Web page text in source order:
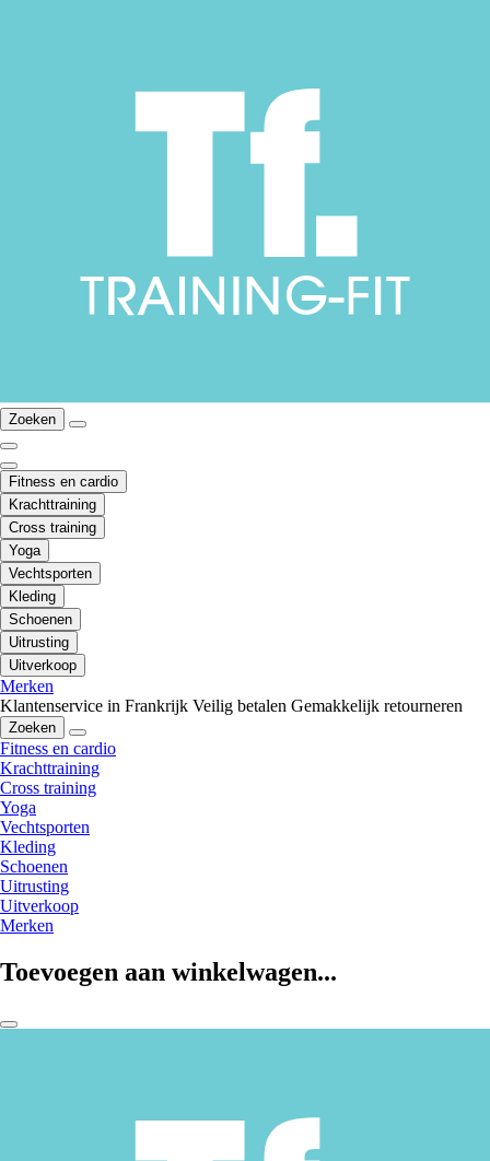
Zoeken
Fitness en cardio
Krachttraining
Cross training
Yoga
Vechtsporten
Kleding
Schoenen
Uitrusting
Uitverkoop
Merken
Klantenservice in Frankrijk Veilig betalen Gemakkelijk retourneren
Zoeken
Fitness en cardio
Krachttraining
Cross training
Yoga
Vechtsporten
Kleding
Schoenen
Uitrusting
Uitverkoop
Merken
Toevoegen aan winkelwagen...